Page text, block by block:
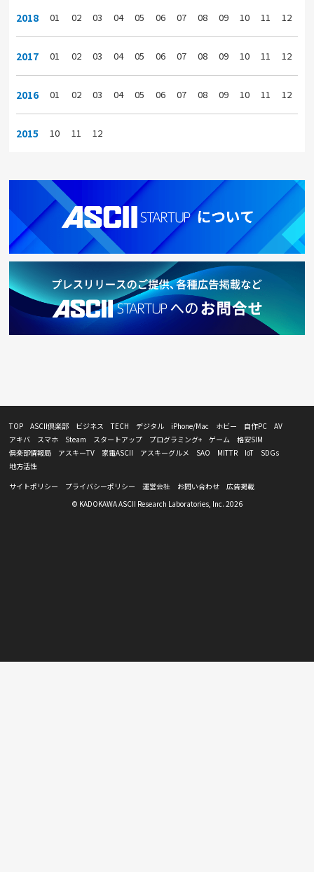
2018 01 02 03 04 05 06 07 08 09 10 11 12
2017 01 02 03 04 05 06 07 08 09 10 11 12
2016 01 02 03 04 05 06 07 08 09 10 11 12
2015 10 11 12
TOP ASCII倶楽部 ビジネス TECH デジタル iPhone/Mac ホビー 自作PC
AV
アキバ
スマホ Steam スタートアップ プログラミング+ ゲーム
格安SIM
倶楽部情報局
アスキーTV 家電ASCII アスキーグルメ SAO MITTR IoT
SDGs
地方活性
サイトポリシー
プライバシーポリシー 運営会社 お問い合わせ
広告掲載
© KADOKAWA ASCII Research Laboratories, Inc. 2026